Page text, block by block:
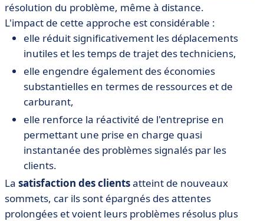
résolution du problème, même à distance.
L'impact de cette approche est considérable :
elle réduit significativement les déplacements
inutiles et les temps de trajet des techniciens,
elle engendre également des économies
substantielles en termes de ressources et de
carburant,
elle renforce la réactivité de l'entreprise en
permettant une prise en charge quasi
instantanée des problèmes signalés par les
clients.
La satisfaction des clientsatteint de nouveaux
sommets, car ils sont épargnés des attentes
prolongées et voient leurs problèmes résolus plus